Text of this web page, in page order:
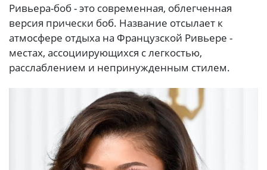
Ривьера-боб - это современная, облегченная
версия прически боб. Название отсылает к
атмосфере отдыха на Французской Ривьере -
местах, ассоциирующихся с легкостью,
расслаблением и непринужденным стилем.